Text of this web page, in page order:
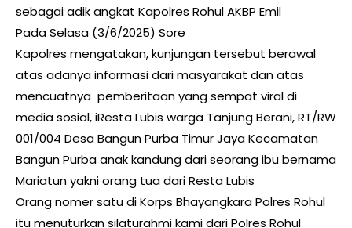
sebagai adik angkat Kapolres Rohul AKBP Emil
Pada Selasa (3/6/2025) Sore
Kapolres mengatakan, kunjungan tersebut berawal
atas adanya informasi dari masyarakat dan atas
mencuatnya pemberitaan yang sempat viral di
media sosial, iResta Lubis warga Tanjung Berani, RT/RW
001/004 Desa Bangun Purba Timur Jaya Kecamatan
Bangun Purba anak kandung dari seorang ibu bernama
Mariatun yakni orang tua dari Resta Lubis
Orang nomer satu di Korps Bhayangkara Polres Rohul
itu menuturkan silaturahmi kami dari Polres Rohul